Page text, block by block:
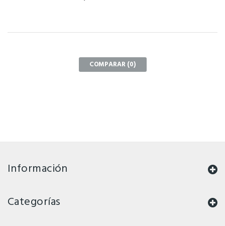
COMPARAR (0)
Información
Categorías